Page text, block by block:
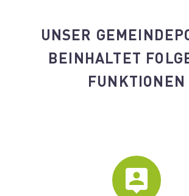
UNSER
BEINHALTET
FUNKTIONEN

